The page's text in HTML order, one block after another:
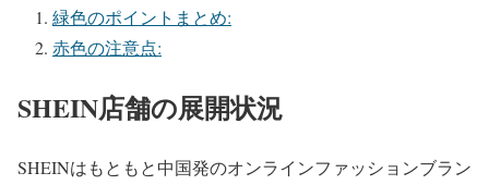
緑色のポイントまとめ:
赤色の注意点:
SHEIN店舗の展開状況
SHEINはもともと中国発のオンラインファッションブラン